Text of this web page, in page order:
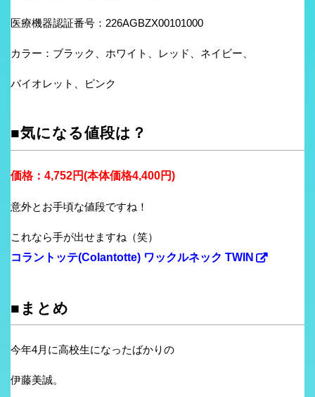
医療機器認証番号：226AGBZX00101000
カラー：ブラック、ホワイト、レッド、ネイビー、
バイオレット、ピンク
■気になる値段は？
価格：4,752円(本体価格4,400円)
意外とお手頃な値段ですね！
これなら手が出せますね（笑）
コラントッテ(Colantotte) ワックルネック TWIN
■まとめ
今年4月に高校生になったばかりの
伊藤美誠。